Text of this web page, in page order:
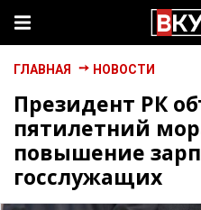
ГЛАВНАЯ НОВОСТИ
Президент РК
пятилетний
повышение
госслужащих